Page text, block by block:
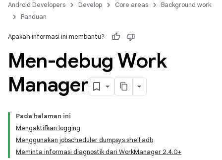
Android Developers Develop Core areas
Background work
Panduan
Apakah informasi ini membantu?
Men-debug Work
Manager
Pada halaman ini
Mengaktifkan logging
Menggunakan jobscheduler dumpsys shell adb
Meminta informasi diagnostik dari WorkManager 2.4.0+